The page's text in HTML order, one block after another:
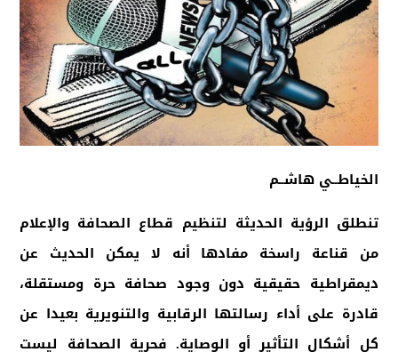
الخياطــي هاشــم
تنطلق الرؤية الحديثة لتنظيم قطاع الصحافة والإعلام
من قناعة راسخة مفادها أنه لا يمكن الحديث عن
ديمقراطية حقيقية دون وجود صحافة حرة ومستقلة،
قادرة على أداء رسالتها الرقابية والتنويرية بعيدا عن
كل أشكال التأثير أو الوصاية. فحرية الصحافة ليست